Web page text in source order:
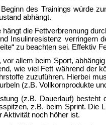
des Trainings würde
abhängt.
hängt die Fettverbrennung
Insulinresistenz verringern
zu beachten sei. Effektiv
vor allem beim Sport,
wie viel Fett während der
zuzuführen. Hierbei
(z.B. Vollkornprodukte
(z.B. Dauerlauf) besteht
z.B. beim Sprint. Die
Aktivität noch höher ist.